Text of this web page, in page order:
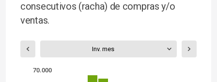
consecutivos (racha) de compras y/o
ventas.
Inv. mes
70.000